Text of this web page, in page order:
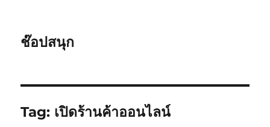
ช๊อปสนุก
Tag: เปิดร้านค้าออนไลน์